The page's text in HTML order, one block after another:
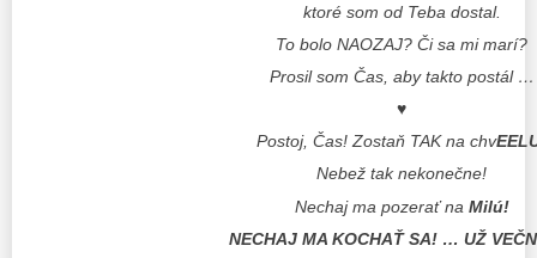
ktoré som od Teba dostal.
To bolo NAOZAJ? Či sa mi marí?
Prosil som Čas, aby takto postál …
♥
Postoj, Čas! Zostaň TAK na chv
Nebež tak nekonečne!
Nechaj ma pozerať na Milú!
NECHAJ MA KOCHAŤ SA! … UŽ